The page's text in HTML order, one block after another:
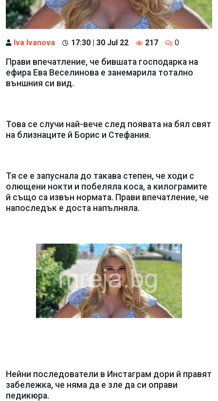
Iva Ivanova 17:30 | 30 Jul 22 217 0
Прави впечатление, че бившата господарка на
ефира Ева Веселинова е занемарила тотално
външния си вид.
Това се случи най-вече след появата на бял свят
на близнаците й Борис и Стефания.
Тя се е запуснала до такава степен, че ходи с
олющени нокти и побеляла коса, а килограмите
й също са извън нормата. Прави впечатление, че
напоследък е доста напълняла.
Нейни последователи в Инстаграм дори й правят
забележка, че няма да е зле да си оправи
педикюра.